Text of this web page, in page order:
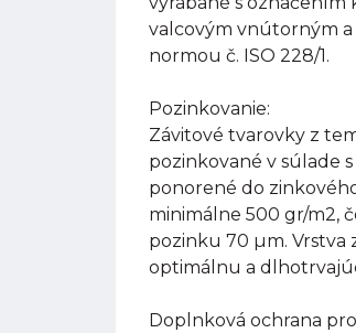
valcovým vnútorným a
normou č. ISO 228/1.
Pozinkovanie:
Závitové tvarovky z
pozinkované v súlade
ponorené do
minimálne 500 gr/m2,
pozinku 70 µm.
optimálnu a
Doplnková ochrana